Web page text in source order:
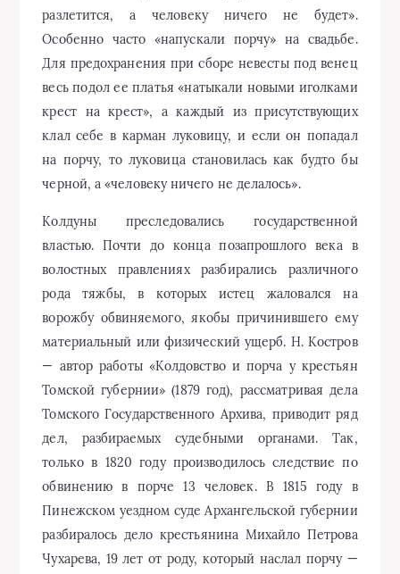
разлетится, а человеку ничего не будет».
Особенно часто «напускали порчу» на свадьбе.
Для предохранения при сборе невесты под венец
весь подол ее платья «натыкали новыми иголками
крест на крест», а каждый из присутствующих
клал себе в карман луковицу, и если он попадал
на порчу, то луковица становилась как будто бы
черной, а «человеку ничего не делалось».
Колдуны преследовались государственной
властью. Почти до конца позапрошлого века в
волостных правлениях разбирались различного
рода тяжбы, в которых истец жаловался на
ворожбу обвиняемого, якобы причинившего ему
материальный или физический ущерб. Н. Костров
— автор работы «Колдовство и порча у крестьян
Томской губернии» (1879 год), рассматривая дела
Томского Государственного Архива, приводит ряд
дел, разбираемых судебными органами. Так,
только в 1820 году производилось следствие по
обвинению в порче 13 человек. В 1815 году в
Пинежском уездном суде Архангельской губернии
разбиралось дело крестьянина Михайло Петрова
Чухарева, 19 лет от роду, который наслал порчу —